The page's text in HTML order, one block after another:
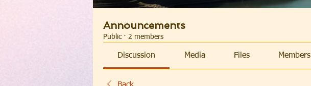
Announcements
Public · 2 members
Discussion Media Files Members